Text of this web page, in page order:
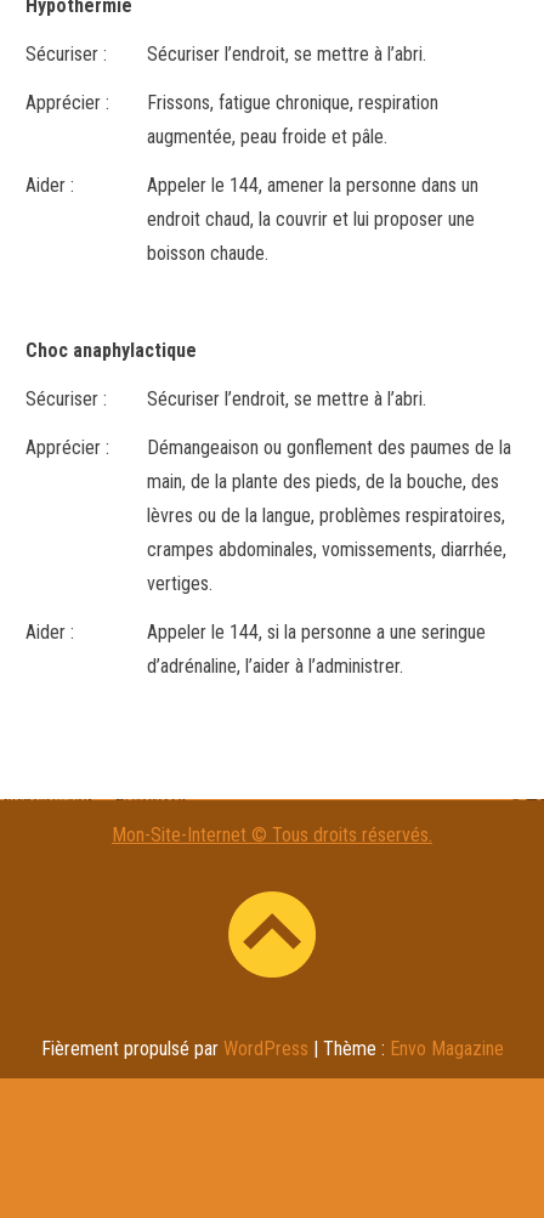
Hypothermie
Sécuriser : Sécuriser l’endroit, se mettre à l’abri.
Apprécier :
Frissons, fatigue chronique, respiration
augmentée, peau froide et pâle.
Aider :
Appeler le 144, amener la personne dans un
endroit chaud, la couvrir et lui proposer une
boisson chaude.
Choc anaphylactique
Sécuriser : Sécuriser l’endroit, se mettre à l’abri.
Apprécier :
Démangeaison ou gonflement des paumes de la
main, de la plante des pieds, de la bouche, des
lèvres ou de la langue, problèmes respiratoires,
crampes abdominales, vomissements, diarrhée,
vertiges.
Aider :
Appeler le 144, si la personne a une seringue
d’adrénaline, l’aider à l’administrer.
Mon-Site-Internet © Tous droits réservés.
Fièrement propulsé par WordPress | Thème : Envo Magazine